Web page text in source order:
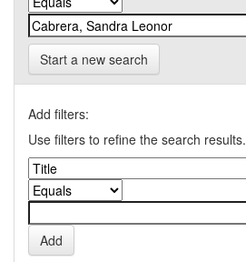
Start a new search
Add filters:
Use filters to refine the search results.